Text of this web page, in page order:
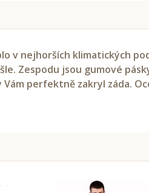
v nejhorších klimatických
Zespodu jsou gumové
perfektně zakryl záda.